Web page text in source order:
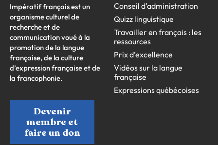
Impératif français est un
organisme culturel de
recherche et de
communication voué à la
promotion de la langue
française, de la culture
d’expression française et de
la francophonie.
Devenir
membre et
faire un don
Conseil d’administration
Quizz linguistique
Travailler en français : les
ressources
Prix d’excellence
Vidéos sur la langue
française
Expressions québécoises